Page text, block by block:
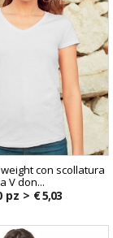
con scollatura
a V don...
pz > € 5,03